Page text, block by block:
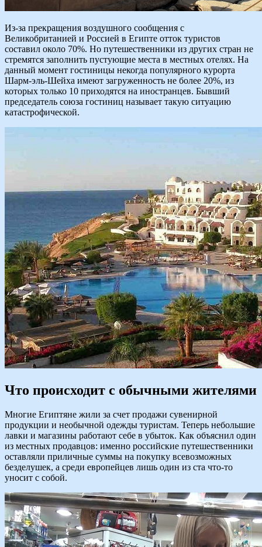
Из-за прекращения воздушного сообщения с
Великобританией и Россией в Египте отток туристов
составил около 70%. Но путешественники из других стран не
стремятся заполнить пустующие места в местных отелях. На
данный момент гостиницы некогда популярного курорта
Шарм-эль-Шейха имеют загруженность не более 20%, из
которых только 10 приходятся на иностранцев. Бывший
председатель союза гостиниц называет такую ситуацию
катастрофической.
Что происходит с обычными жителями
Многие Египтяне жили за счет продажи сувенирной
продукции и необычной одежды туристам. Теперь небольшие
лавки и магазины работают себе в убыток. Как объяснил один
из местных продавцов: именно российские путешественники
оставляли приличные суммы на покупку всевозможных
безделушек, а среди европейцев лишь один из ста что-то
уносит с собой.